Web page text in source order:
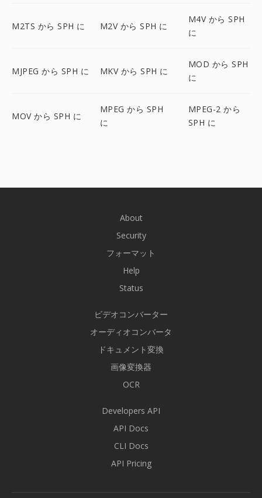
M2TS から SPH に M2V から SPH に
M4V から SPH
に
MJPEG から SPH に MKV から SPH に
MOD から SPH
に
MOV から SPH に
MPEG から SPH
に
MPEG-2 から
SPH に
About
Security
フォーマット
Help
Status
ビデオコンバーター
オーディオコンバータ
ドキュメント変換
画像変換器
OCR
Developers API
API Docs
CLI Docs
API Pricing